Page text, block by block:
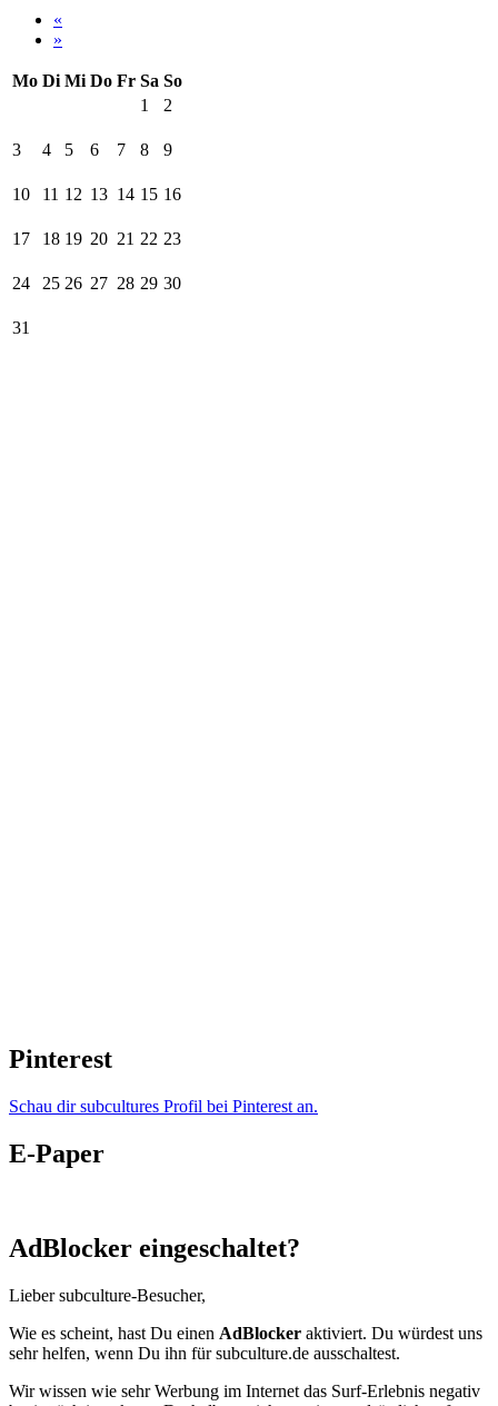
«
»
Mo Di Mi Do Fr Sa So
1
2
3 4 5 6 7 8 9
10 11 12 13 14 15 16
17 18 19 20 21 22 23
24 25 26 27 28 29 30
31
Pinterest
Schau dir subcultures Profil bei Pinterest an.
E-Paper
AdBlocker eingeschaltet?
Lieber subculture-Besucher,
Wie es scheint, hast Du einen AdBlocker aktiviert. Du würdest uns
sehr helfen, wenn Du ihn für subculture.de ausschaltest.
Wir wissen wie sehr Werbung im Internet das Surf-Erlebnis negativ